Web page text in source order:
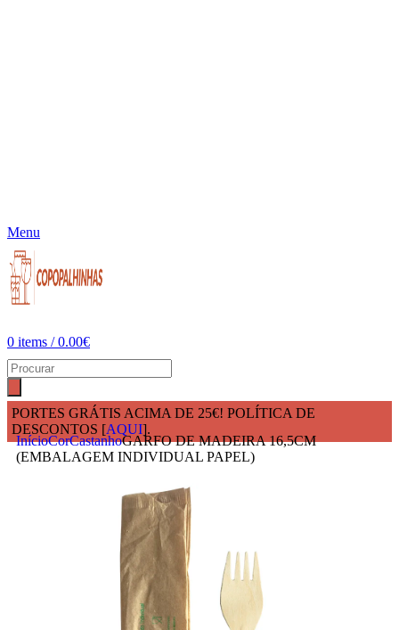
Menu
0 items / 0.00€
PORTES GRÁTIS ACIMA DE 25€! POLÍTICA DE
DESCONTOS [AQUI].
InícioCorCastanhoGARFO DE MADEIRA 16,5CM
(EMBALAGEM INDIVIDUAL PAPEL)